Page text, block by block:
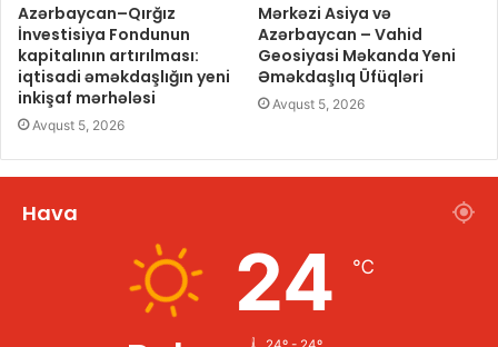
Azərbaycan–Qırğız
İnvestisiya Fondunun
kapitalının artırılması:
iqtisadi əməkdaşlığın yeni
inkişaf mərhələsi
Avqust 5, 2026
Mərkəzi Asiya və
Azərbaycan – Vahid
Geosiyasi Məkanda Yeni
Əməkdaşlıq Üfüqləri
Avqust 5, 2026
Hava
24 ℃